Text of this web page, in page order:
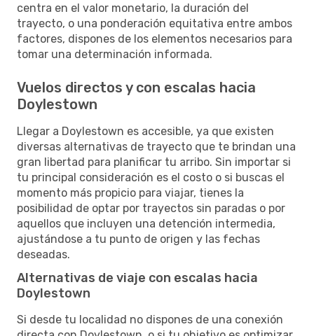
centra en el valor monetario, la duración del
trayecto, o una ponderación equitativa entre ambos
factores, dispones de los elementos necesarios para
tomar una determinación informada.
Vuelos directos y con escalas hacia
Doylestown
Llegar a Doylestown es accesible, ya que existen
diversas alternativas de trayecto que te brindan una
gran libertad para planificar tu arribo. Sin importar si
tu principal consideración es el costo o si buscas el
momento más propicio para viajar, tienes la
posibilidad de optar por trayectos sin paradas o por
aquellos que incluyen una detención intermedia,
ajustándose a tu punto de origen y las fechas
deseadas.
Alternativas de viaje con escalas hacia
Doylestown
Si desde tu localidad no dispones de una conexión